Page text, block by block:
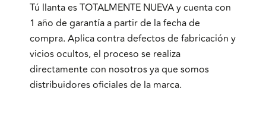
Tú llanta es TOTALMENTE NUEVA y cuenta con
1 año de garantía a partir de la fecha de
compra. Aplica contra defectos de fabricación y
vicios ocultos, el proceso se realiza
directamente con nosotros ya que somos
distribuidores oficiales de la marca.